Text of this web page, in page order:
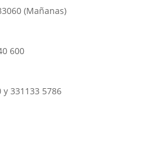
(Mañanas)
600
331133 5786